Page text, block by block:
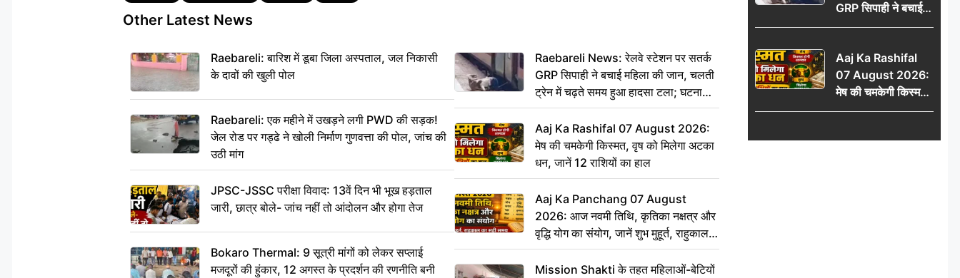
Other Latest News
Raebareli: बारिश में डूबा जिला अस्पताल, जल निकासी
के दावों की खुली पोल
Raebareli: एक महीने में उखड़ने लगी PWD की सड़क!
जेल रोड पर गड्ढे ने खोली निर्माण गुणवत्ता की पोल, जांच की
उठी मांग
JPSC-JSSC परीक्षा विवाद: 13वें दिन भी भूख हड़ताल
जारी, छात्र बोले- जांच नहीं तो आंदोलन और होगा तेज
Bokaro Thermal: 9 सूत्री मांगों को लेकर सप्लाई
मजदूरों की हुंकार, 12 अगस्त के प्रदर्शन की रणनीति बनी
Raebareli News: रेलवे स्टेशन पर सतर्क
GRP सिपाही ने बचाई महिला की जान, चलती
ट्रेन में चढ़ते समय हुआ हादसा टला; घटना
CCTV में कैद
Aaj Ka Rashifal 07 August 2026:
मेष की चमकेगी किस्मत, वृष को मिलेगा अटका
धन, जानें 12 राशियों का हाल
Aaj Ka Panchang 07 August
2026: आज नवमी तिथि, कृतिका नक्षत्र और
वृद्धि योग का संयोग, जानें शुभ मुहूर्त, राहुकाल
का सही समय
Mission Shakti के तहत महिलाओं-बेटियों
GRP सिपाही ने बचाई
महिला की जान, चलती
हादसा टला; घटना
CCTV में कैद
Aaj Ka Rashifal
07 August 2026:
मेष की चमकेगी किस्मत,
वृष को मिलेगा अटका
हाल